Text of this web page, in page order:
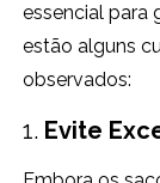
essencial para
estão alguns
observados:
1. Evite